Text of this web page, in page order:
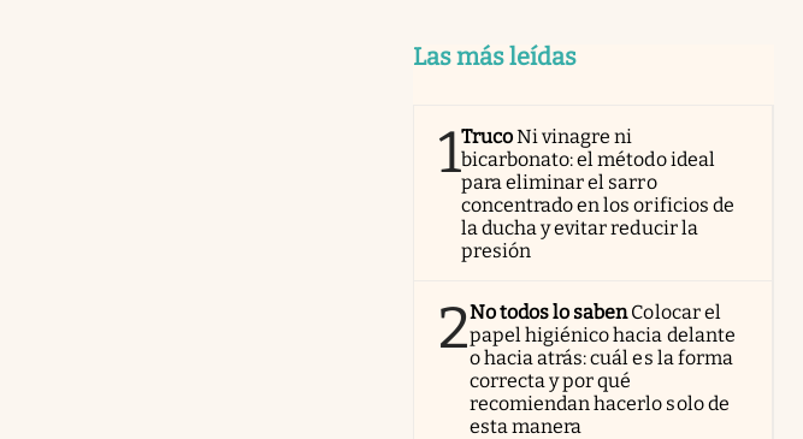
Las más leídas
1TrucoNi vinagre ni
bicarbonato: el método ideal
para eliminar el sarro
concentrado en los orificios de
la ducha y evitar reducir la
presión
2No todos lo sabenColocar el
papel higiénico hacia delante
o hacia atrás: cuál es la forma
correcta y por qué
recomiendan hacerlo solo de
esta manera